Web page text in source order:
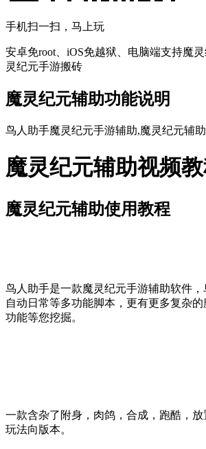
手机扫一扫，马上玩
安卓免root、iOS免越狱、电脑端支持魔
灵纪元手游搬砖
魔灵纪元辅助功能说明
鸟人助手魔灵纪元手游辅助,魔灵纪元辅
魔灵纪元辅助视频
魔灵纪元辅助使用教程
鸟人助手是一款魔灵纪元手游辅助软件
自动日常等多功能脚本，更有更多复杂
功能等您挖掘。
一款含杂了附身，肉鸽，合成，跑酷，
玩法向版本。